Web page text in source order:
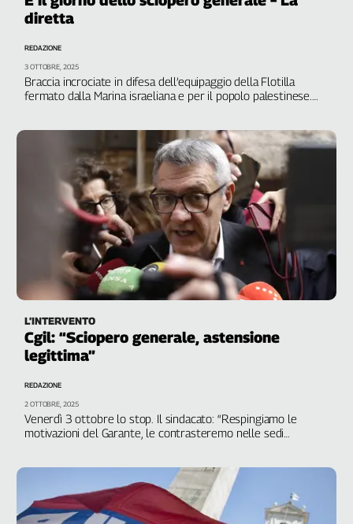
diretta
Braccia incrociate in difesa dell’equipaggio della Flotilla
fermato dalla Marina israeliana e per il popolo palestinese.
REDAZIONE
3 OTTOBRE, 2025
L’INTERVENTO
Cgil: “Sciopero generale, astensione
legittima”
Venerdì 3 ottobre lo stop. Il sindacato: “Respingiamo le
motivazioni del Garante, le contrasteremo nelle sedi
REDAZIONE
2 OTTOBRE, 2025